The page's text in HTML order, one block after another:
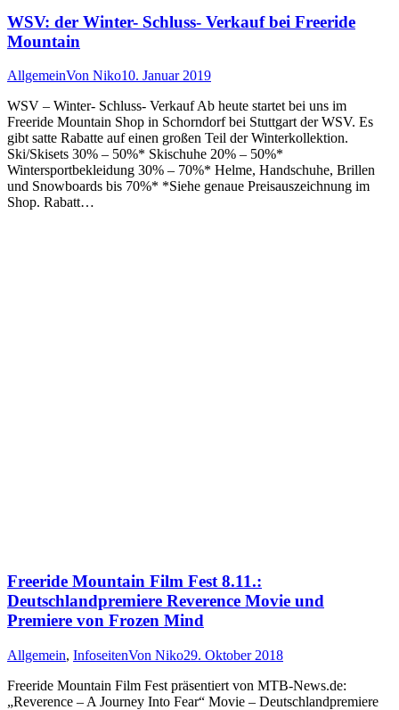
WSV: der Winter- Schluss- Verkauf bei Freeride
Mountain
AllgemeinVon Niko10. Januar 2019
WSV – Winter- Schluss- Verkauf Ab heute startet bei uns im
Freeride Mountain Shop in Schorndorf bei Stuttgart der WSV. Es
gibt satte Rabatte auf einen großen Teil der Winterkollektion.
Ski/Skisets 30% – 50%* Skischuhe 20% – 50%*
Wintersportbekleidung 30% – 70%* Helme, Handschuhe, Brillen
und Snowboards bis 70%* *Siehe genaue Preisauszeichnung im
Shop. Rabatt…
Freeride Mountain Film Fest 8.11.:
Deutschlandpremiere Reverence Movie und
Premiere von Frozen Mind
Allgemein, InfoseitenVon Niko29. Oktober 2018
Freeride Mountain Film Fest präsentiert von MTB-News.de:
„Reverence – A Journey Into Fear“ Movie – Deutschlandpremiere